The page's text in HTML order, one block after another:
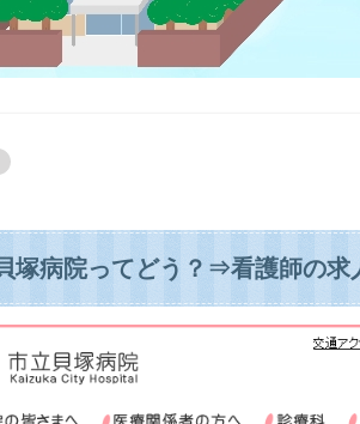
塚病院ってどう？⇒看護師の求